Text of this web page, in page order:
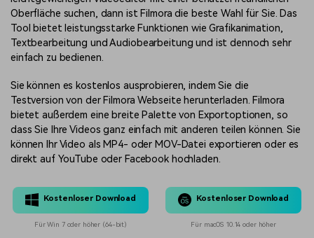
Oberfläche suchen, dann ist Filmora die beste Wahl für Sie. Das
Tool bietet leistungsstarke Funktionen wie Grafikanimation,
Textbearbeitung und Audiobearbeitung und ist dennoch sehr
einfach zu bedienen.
Sie können es kostenlos ausprobieren, indem Sie die
Testversion von der Filmora Webseite herunterladen. Filmora
bietet außerdem eine breite Palette von Exportoptionen, so
dass Sie Ihre Videos ganz einfach mit anderen teilen können. Sie
können Ihr Video als MP4- oder MOV-Datei exportieren oder es
direkt auf YouTube oder Facebook hochladen.
Kostenloser Download
Für Win 7 oder höher (64-bit)
Kostenloser Download
Für macOS 10.14 oder höher